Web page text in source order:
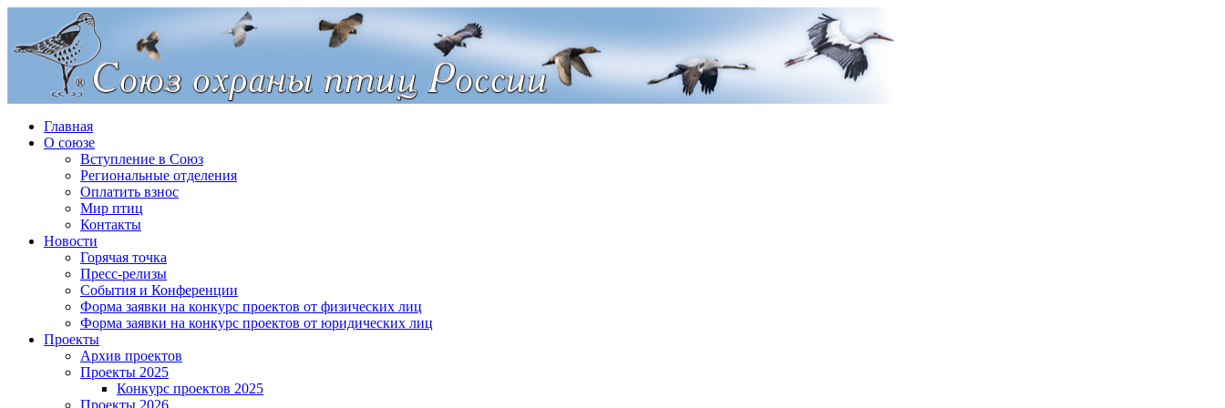
Главная
О союзе
Вступление в Союз
Региональные отделения
Оплатить взнос
Мир птиц
Контакты
Новости
Горячая точка
Пресс-релизы
События и Конференции
Форма заявки на конкурс проектов от физических лиц
Форма заявки на конкурс проектов от юридических лиц
Проекты
Архив проектов
Проекты 2025
Конкурс проектов 2025
Проекты 2026